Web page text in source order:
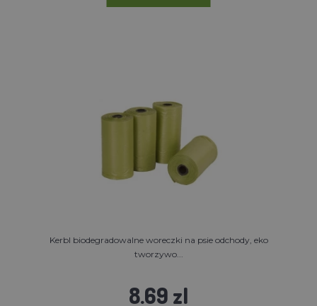
Kerbl biodegradowalne woreczki na psie odchody, eko
tworzywo...
8.69 zl